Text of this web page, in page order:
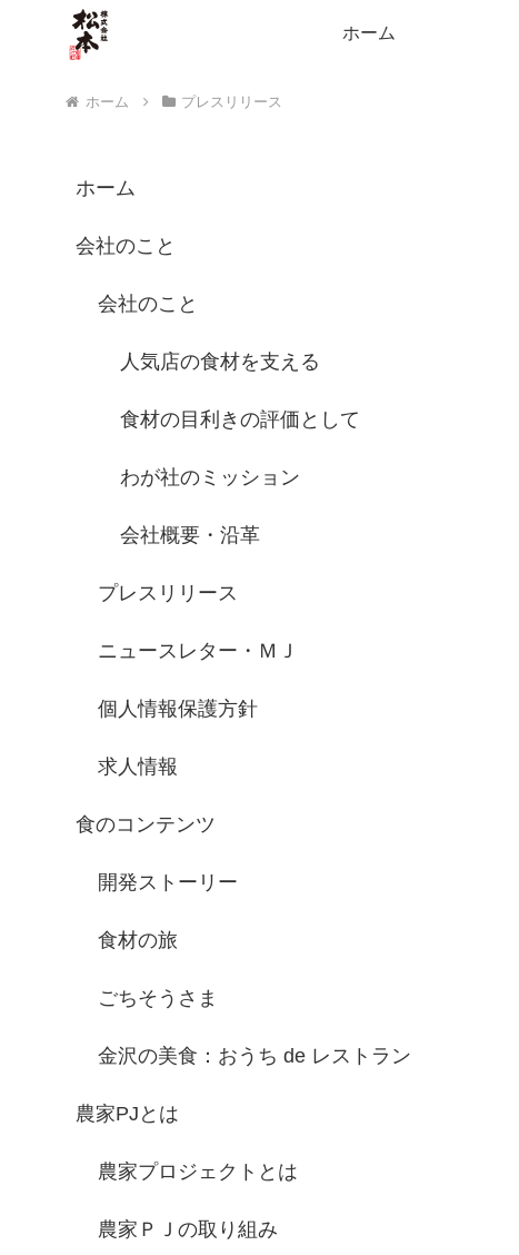
ホーム
ホーム プレスリリース
ホーム
会社のこと
会社のこと
人気店の食材を支える
食材の目利きの評価として
わが社のミッション
会社概要・沿革
プレスリリース
ニュースレター・ＭＪ
個人情報保護方針
求人情報
食のコンテンツ
開発ストーリー
食材の旅
ごちそうさま
金沢の美食：おうち de レストラン
農家PJとは
農家プロジェクトとは
農家ＰＪの取り組み